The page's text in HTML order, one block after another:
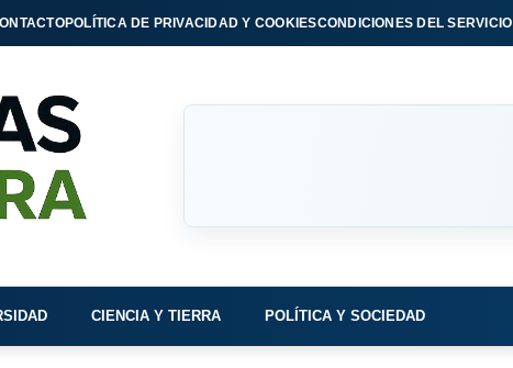
POLÍTICA DE PRIVACIDAD Y COOKIESCONDICIONES DEL SERVICIO
CIENCIA Y TIERRA POLÍTICA Y SOCIEDAD